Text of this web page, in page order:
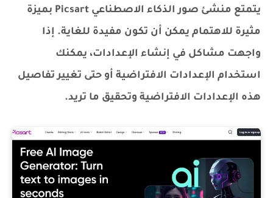
يتمتع منشئ صور الذكاء الاصطناعي Picsart بميزة
مثيرة للاهتمام يمكن أن تكون مفيدة للغاية. إذا
واجهت مشاكل في إنشاء الإعدادات، يمكنك
استخدام الإعدادات الافتراضية أو حتى تغيير تفاصيل
هذه الإعدادات الافتراضية وتحقيق ما تريد.